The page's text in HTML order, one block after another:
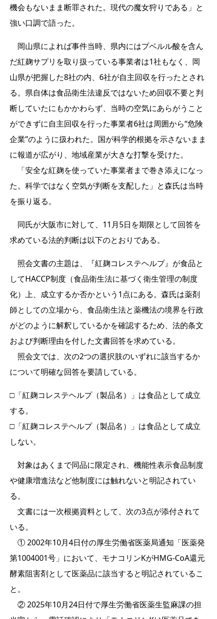
機会もないまま断罪された。現代の魔女狩りである」と
強い口調で語った。
岡山県によれば事件当時、県内にはプベルル酸を含ん
だ紅麹サプリを取り扱っている事業者は1社もなく、岡
山県が把握した8社の内、6社が自主回収を行ったとされ
る。県自体は食品衛生法違反ではないため回収不要と判
断していたにもかかわらず、当時の空気にあらがうこと
ができずに自主回収を行った事業者6社は周囲から“危険
企業”のように扱われた。国が科学的根拠を示さないまま
に報道が広がり、地域産業が大きな打撃を受けた。
「安全な紅麹を使っていた事業者まで巻き添えになっ
た。科学ではなく空気が判断を支配した」と森氏は当時
を振り返る。
同氏が大阪市に対して、11月5日を期限として回答を
求めている法的判断は以下のとおりである。
照会文書の主題は、『紅麹コレステヘルプ』が食品と
してHACCP制度（食品衛生法に基づく衛生管理の制度
化）上、成立するか否かという1点にある。森氏は薬剤
師としての立場から、食品衛生法と薬機法の境界を行政
がどのように解釈しているかを確認するため、法的条文
および判断理由を付した文書回答を求めている。
照会文では、次の2つの選択肢のいずれに該当するか
について明確な回答を要請している。
□「紅麹コレステヘルプ（製品名）」は食品として成立
する。
□「紅麹コレステヘルプ（製品名）」は食品として成立
しない。
対象はあくまで同品に限定され、機能性表示食品制度
や健康増進法など他制度には触れないと明記されてい
る。
文書には一次根拠資料として、次の3点が添付されて
いる。
① 2002年10月4日付の厚生労働省医薬局通知「医薬発
第1004001号」において、モナコリンKがHMG-CoA還元
酵素阻害剤として医薬品に該当すると明記されているこ
と。
② 2025年10月24日付で厚生労働省医薬生監麻課の担